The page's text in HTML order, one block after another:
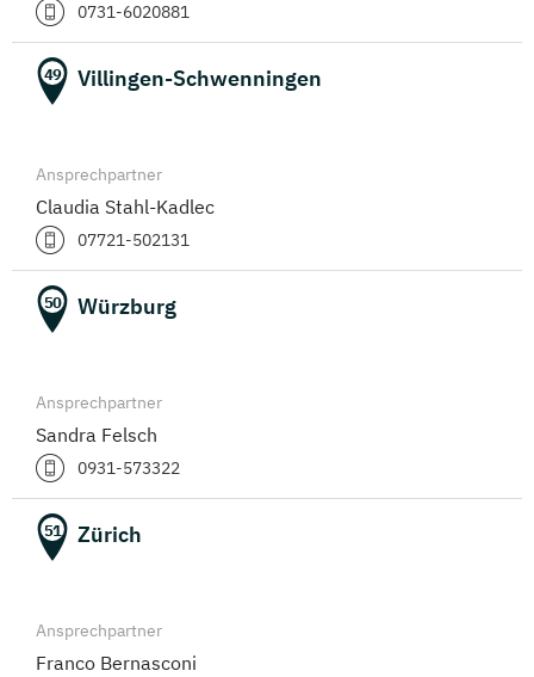
0731-6020881
49 Villingen-Schwenningen
Ansprechpartner
Claudia Stahl-Kadlec
07721-502131
50 Würzburg
Ansprechpartner
Sandra Felsch
0931-573322
51 Zürich
Ansprechpartner
Franco Bernasconi